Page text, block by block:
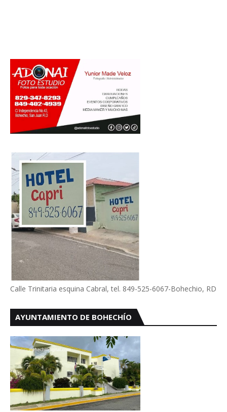
Calle Trinitaria esquina Cabral, tel. 849-525-6067-Bohechio, RD
AYUNTAMIENTO DE BOHECHÍO